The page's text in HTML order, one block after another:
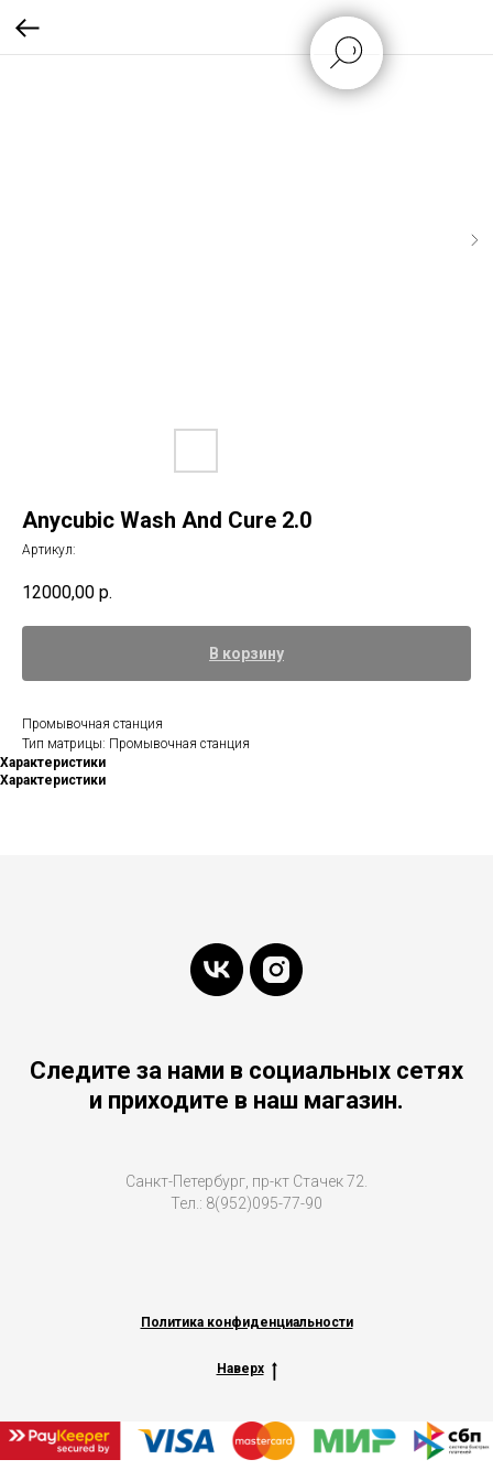
Anycubic Wash And Cure 2.0
Артикул:
12000,00 р.
В корзину
Промывочная станция
Тип матрицы: Промывочная станция
Характеристики
Характеристики
Следите за нами в социальных сетях
и приходите в наш магазин.
Санкт-Петербург, пр-кт Стачек 72.
Тел.: 8(952)095-77-90
Политика конфиденциальности
Наверх